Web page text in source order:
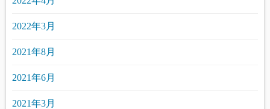
2022年3月
2021年8月
2021年6月
2021年3月